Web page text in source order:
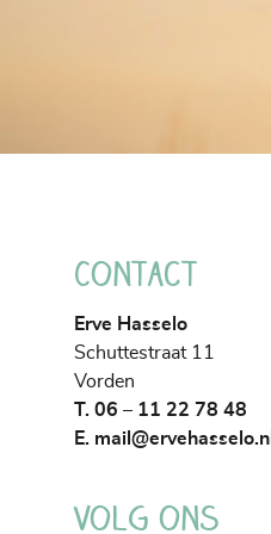
Contact
Erve Hasselo
Schuttestraat 11
Vorden
T. 06 – 11 22 78 48
E. mail@ervehasselo.nl
Volg ons